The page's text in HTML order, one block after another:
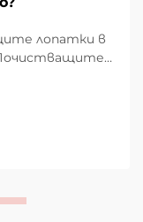
лопатки в
тонерните